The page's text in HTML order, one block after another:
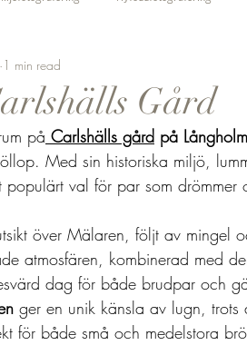
Gård
1 min read
på Carlshälls gård på
Med sin historiska miljö,
val för par som drömmer
över Mälaren, följt av mingel
atmosfären, kombinerad med
dag för både brudpar och
ger en unik känsla av lugn,
för både små och medelstora